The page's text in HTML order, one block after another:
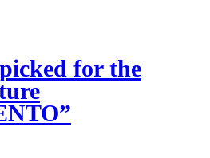
for the